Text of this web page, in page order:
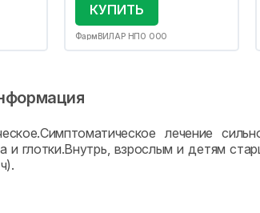
КУПИТЬ
ФармВИЛАР НПО ООО
лечение
и глотки.Внутрь, взрослым и детям